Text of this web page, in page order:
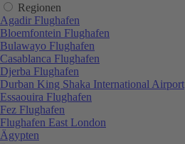
Regionen
Agadir Flughafen
Bloemfontein Flughafen
Bulawayo Flughafen
Casablanca Flughafen
Djerba Flughafen
Durban King Shaka International Airport
Essaouira Flughafen
Fez Flughafen
Flughafen East London
Ägypten